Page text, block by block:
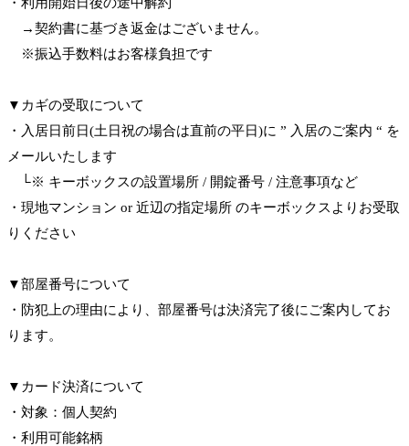
→契約書に基づき返金はございません。
※振込手数料はお客様負担です
▼カギの受取について
・入居日前日(土日祝の場合は直前の平日)に ” 入居のご案内 “ を
メールいたします
└※ キーボックスの設置場所 / 開錠番号 / 注意事項など
・現地マンション or 近辺の指定場所 のキーボックスよりお受取
りください
▼部屋番号について
・防犯上の理由により、部屋番号は決済完了後にご案内してお
ります。
▼カード決済について
・対象：個人契約
・利用可能銘柄